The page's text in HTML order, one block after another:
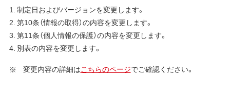
1. 制定日およびバージョンを変更します。
2. 第10条（情報の取得）の内容を変更します。
3. 第11条（個人情報の保護）の内容を変更します。
4. 別表の内容を変更します。
変更内容の詳細はこちらのページでご確認ください。